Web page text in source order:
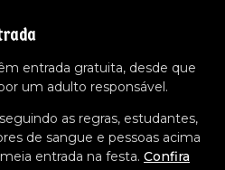
entrada gratuita, desde que
um adulto responsável.
as regras, estudantes,
de sangue e pessoas acima
entrada na festa. Confira